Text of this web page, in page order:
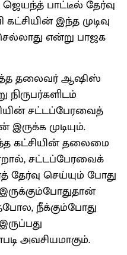
பாட்டீல் தேர்வு
இந்த முடிவு
என்று பாஜக
தலைவர் ஆஷிஸ்
சட்டப்பேரவைத்
முடியும்.
கட்சியின் தலைமை
சட்டப்பேரவைக்
தேர்வு செய்யும் போது
நீக்கும்போது
அவசியமாகும்.